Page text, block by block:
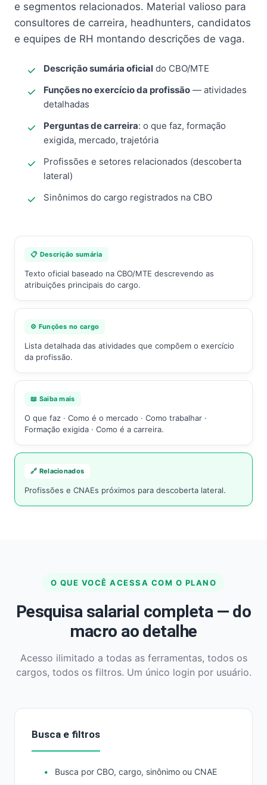
e segmentos relacionados. Material valioso para
consultores de carreira, headhunters, candidatos
e equipes de RH montando descrições de vaga.
Descrição sumária oficial do CBO/MTE
Funções no exercício da profissão — atividades
detalhadas
Perguntas de carreira: o que faz, formação
exigida, mercado, trajetória
Profissões e setores relacionados (descoberta
lateral)
Sinônimos do cargo registrados na CBO
📋 Descrição sumária
Texto oficial baseado na CBO/MTE descrevendo as
atribuições principais do cargo.
⚙️ Funções no cargo
Lista detalhada das atividades que compõem o exercício
da profissão.
📖 Saiba mais
O que faz · Como é o mercado · Como trabalhar ·
Formação exigida · Como é a carreira.
🔗 Relacionados
Profissões e CNAEs próximos para descoberta lateral.
O QUE VOCÊ ACESSA COM O PLANO
Pesquisa salarial completa — do
macro ao detalhe
Acesso ilimitado a todas as ferramentas, todos os
cargos, todos os filtros. Um único login por usuário.
Busca e filtros
Busca por CBO, cargo, sinônimo ou CNAE